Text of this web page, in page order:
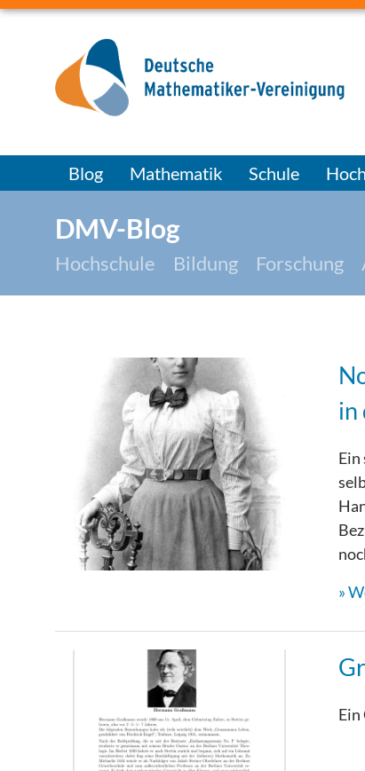
Blog Mathematik Schule
DMV-Blog
Hochschule Bildung Forschung
in
Ein